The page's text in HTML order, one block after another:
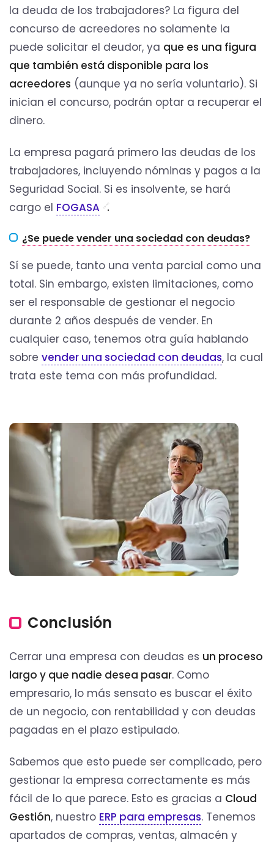
la deuda de los trabajadores? La figura del
concurso de acreedores no solamente la
puede solicitar el deudor, ya que es una figura
que también está disponible para los
acreedores (aunque ya no sería voluntario). Si
inician el concurso, podrán optar a recuperar el
dinero.
La empresa pagará primero las deudas de los
trabajadores, incluyendo nóminas y pagos a la
Seguridad Social. Si es insolvente, se hará
cargo el FOGASA .
¿Se puede vender una sociedad con deudas?
Sí se puede, tanto una venta parcial como una
total. Sin embargo, existen limitaciones, como
ser el responsable de gestionar el negocio
durante 2 años después de vender. En
cualquier caso, tenemos otra guía hablando
sobre vender una sociedad con deudas, la cual
trata este tema con más profundidad.
Conclusión
Cerrar una empresa con deudas es un proceso
largo y que nadie desea pasar. Como
empresario, lo más sensato es buscar el éxito
de un negocio, con rentabilidad y con deudas
pagadas en el plazo estipulado.
Sabemos que esto puede ser complicado, pero
gestionar la empresa correctamente es más
fácil de lo que parece. Esto es gracias a Cloud
Gestión, nuestro ERP para empresas. Tenemos
apartados de compras, ventas, almacén y